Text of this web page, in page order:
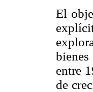
El
entre
de